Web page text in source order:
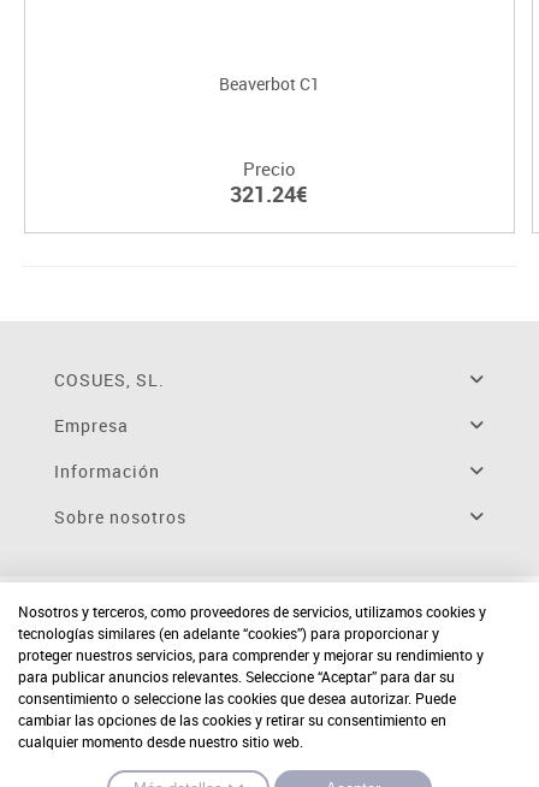
Beaverbot C1
Precio
321.24€
COSUES, SL.
Empresa
Información
Sobre nosotros
Nosotros y terceros, como proveedores de servicios, utilizamos cookies y
tecnologías similares (en adelante “cookies”) para proporcionar y
proteger nuestros servicios, para comprender y mejorar su rendimiento y
para publicar anuncios relevantes. Seleccione “Aceptar” para dar su
consentimiento o seleccione las cookies que desea autorizar. Puede
cambiar las opciones de las cookies y retirar su consentimiento en
cualquier momento desde nuestro sitio web.